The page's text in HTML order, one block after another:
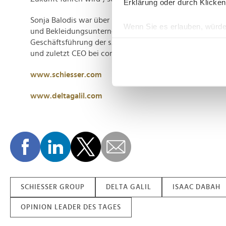
Erklärung oder durch
Wenn Sie es erlauben,
Erfahren Sie mehr darüber,
möglicherweise mit weiteren
der Dienste gesammelt
Sonja Balodis war über mehr als 30 Jahre in leitenden
und Bekleidungsunternehmen tätig. Sie gehörte als
Geschäftsführung der s.Oliver Group an, war
und zuletzt CEO bei comma.
www.schiesser.com
www.deltagalil.com
SCHIESSER GROUP DELTA GALIL ISAAC DABAH
OPINION LEADER DES TAGES